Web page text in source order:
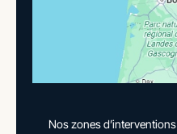
Nos zones d’interventions